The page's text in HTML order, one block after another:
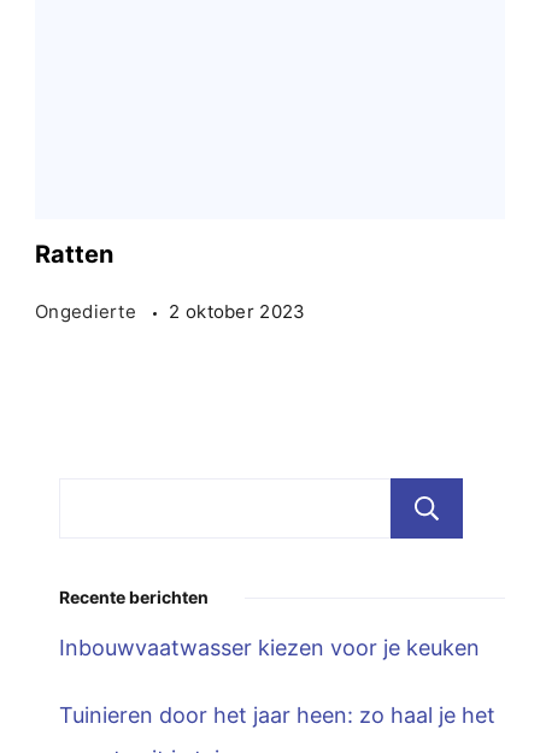
Ratten
Ongedierte 2 oktober 2023
Recente berichten
Inbouwvaatwasser kiezen voor je keuken
Tuinieren door het jaar heen: zo haal je het